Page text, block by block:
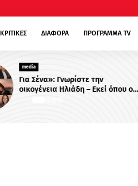
ΚΡΙΤΙΚΕΣ ΔΙΑΦΟΡΑ ΠΡΟΓΡΑΜΜΑ TV
media
Για Σένα»: Γνωρίστε την
οικογένεια Ηλιάδη – Εκεί όπου οι